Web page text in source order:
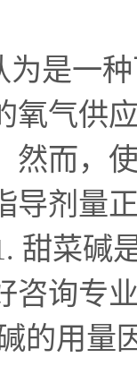
为是一
氧气供
然而，
导剂量
甜菜碱
咨询专
的用量